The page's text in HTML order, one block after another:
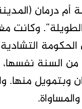
“الذراع
الحكومة
السنة
منها.